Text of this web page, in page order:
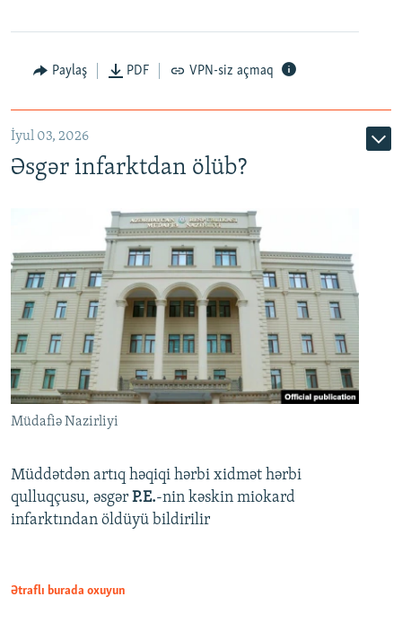
Auto 240p 360p 480p
720p 1080p
Paylaş PDF VPN-siz açmaq
İyul 03, 2026
Əsgər infarktdan ölüb?
Müdafiə Nazirliyi
Müddətdən artıq həqiqi hərbi xidmət hərbi
qulluqçusu, əsgər P.E.-nin kəskin miokard
infarktından öldüyü bildirilir
Ətraflı burada oxuyun